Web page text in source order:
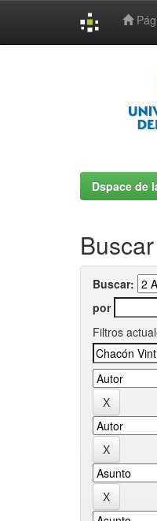
Dspace de
Buscar
Buscar:
por
Filtros